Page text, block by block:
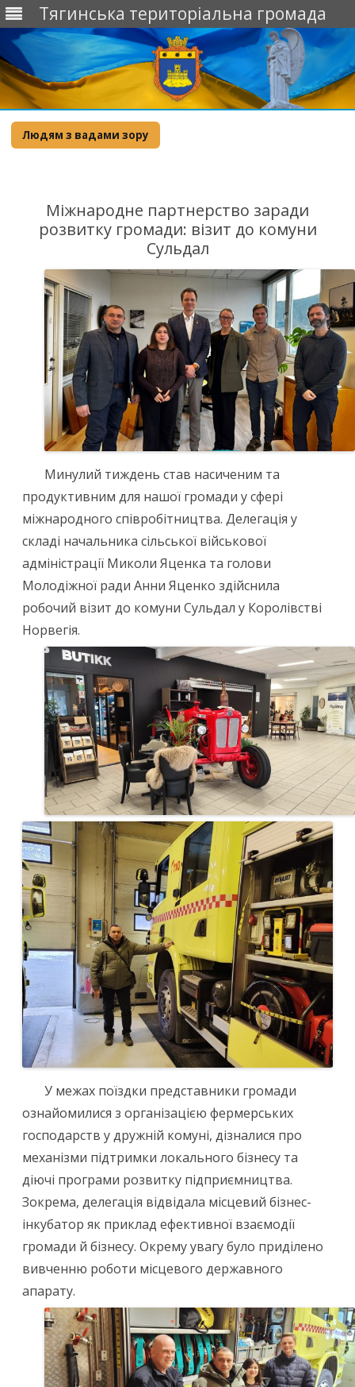
Тягинська територіальна громада
Людям з вадами зору
Міжнародне партнерство заради
розвитку громади: візит до комуни
Сульдал
Минулий тиждень став насиченим та
продуктивним для нашої громади у сфері
міжнародного співробітництва. Делегація у
складі начальника сільської військової
адміністрації Миколи Яценка та голови
Молодіжної ради Анни Яценко здійснила
робочий візит до комуни Сульдал у Королівстві
Норвегія.
У межах поїздки представники громади
ознайомилися з організацією фермерських
господарств у дружній комуні, дізналися про
механізми підтримки локального бізнесу та
діючі програми розвитку підприємництва.
Зокрема, делегація відвідала місцевий бізнес-
інкубатор як приклад ефективної взаємодії
громади й бізнесу. Окрему увагу було приділено
вивченню роботи місцевого державного
апарату.